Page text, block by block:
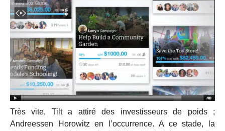
Très vite, Tilt a attiré des investisseurs de poids ;
Andreessen Horowitz en l’occurrence. A ce stade, la